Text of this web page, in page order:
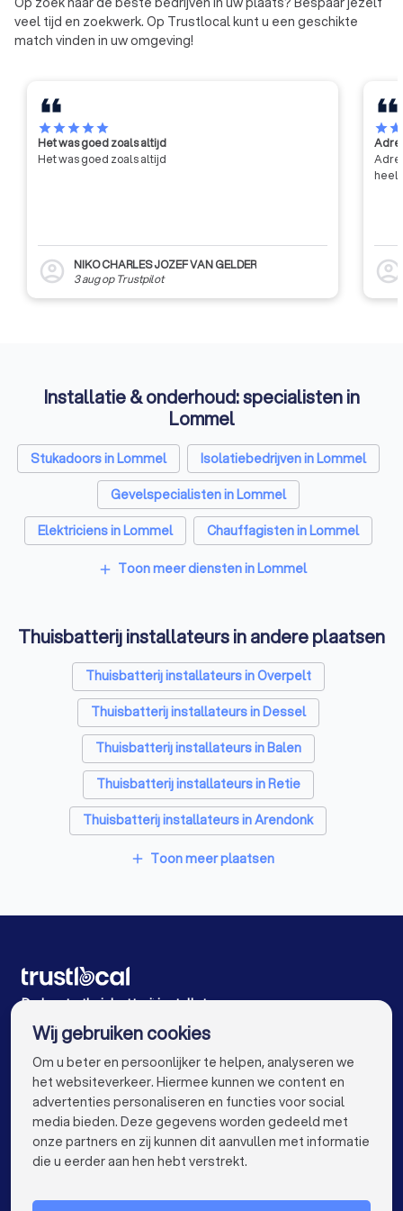
aan zijn leden, en
tot de algemene
van de industrie
veel tijd en zoekwerk. Op Trustlocal kunt u een geschikte
match vinden in uw omgeving!
starstarstarstarstar
Het was goed zoals altijd
Het was goed zoals altijd
account_circle
NIKO CHARLES JOZEF VAN GELDER
3 augop Trustpilot
starstar
heel
account_circle
Installatie & onderhoud: specialisten in
Lommel
Stukadoors in Lommel
Isolatiebedrijven in Lommel
Gevelspecialisten in Lommel
Elektriciens in Lommel
Chauffagisten in Lommel
add Toon meer diensten in Lommel
Thuisbatterij installateurs in andere plaatsen
Thuisbatterij installateurs in Overpelt
Thuisbatterij installateurs in Dessel
Thuisbatterij installateurs in Balen
Thuisbatterij installateurs in Retie
Thuisbatterij installateurs in Arendonk
Thuisbatterij installateurs in Houthalen-Helchteren
Thuisbatterij installateurs in Turnhout
Thuisbatterij installateurs in Kasterlee Lichtaart
Thuisbatterij installateurs in Antwerpen
Thuisbatterij installateurs in Gent
Thuisbatterij installateurs in Brugge
Thuisbatterij installateurs in Leuven
add Toon meer plaatsen
De beste thuisbatterij installateurs voor u
VOOR PARTICULIEREN keyboard_arrow_down
Wij gebruiken cookies
Om u beter en persoonlijker te helpen, analyseren we
het websiteverkeer. Hiermee kunnen we content en
advertenties personaliseren en functies voor social
media bieden. Deze gegevens worden gedeeld met
onze partners en zij kunnen dit aanvullen met informatie
die u eerder aan hen hebt verstrekt.